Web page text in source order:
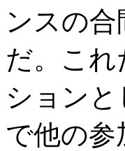
ンスの
だ。これ
ションと
で他の参